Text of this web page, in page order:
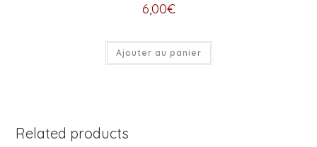
6,00€
Ajouter au panier
Related products